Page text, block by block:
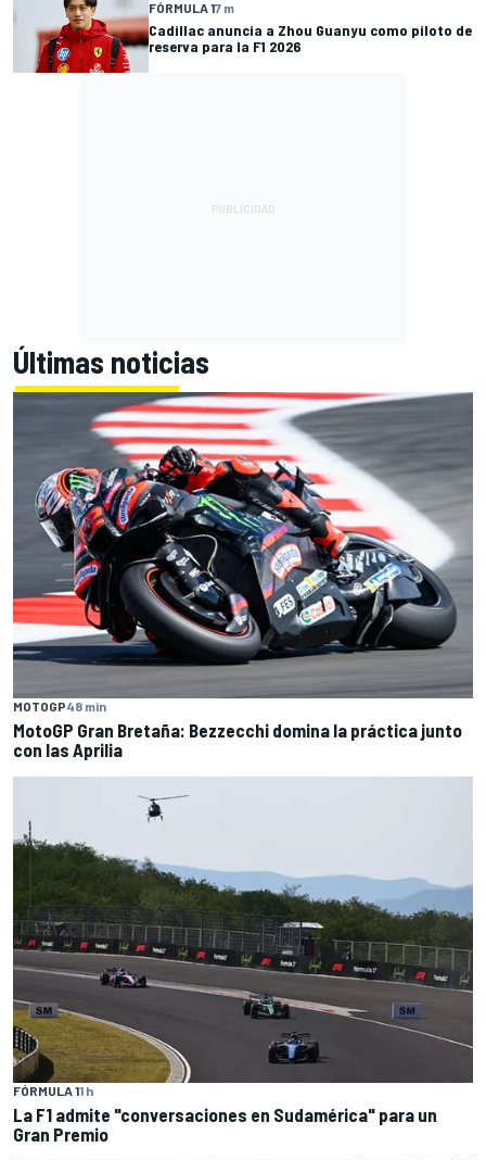
FÓRMULA 17 m
Cadillac anuncia a Zhou Guanyu como piloto de
reserva para la F1 2026
Últimas noticias
MOTOGP48 min
MotoGP Gran Bretaña: Bezzecchi domina la práctica junto
con las Aprilia
FÓRMULA 11 h
La F1 admite "conversaciones en Sudamérica" para un
Gran Premio